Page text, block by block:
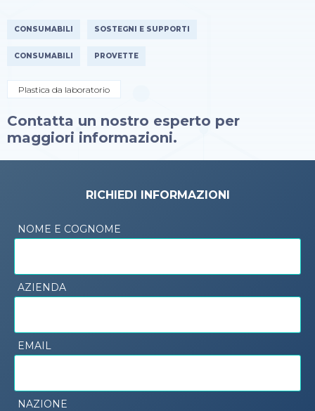
CONSUMABILI SOSTEGNI E SUPPORTI
CONSUMABILI PROVETTE
Plastica da laboratorio
Contatta un nostro esperto per
maggiori informazioni.
RICHIEDI INFORMAZIONI
NOME E COGNOME
AZIENDA
EMAIL
NAZIONE